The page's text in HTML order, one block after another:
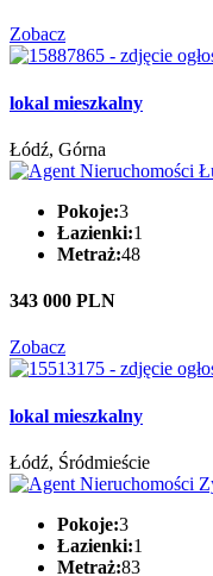
Zobacz
lokal mieszkalny
Łódź, Górna
Pokoje:3
Łazienki:1
Metraż:48
343 000 PLN
Zobacz
lokal mieszkalny
Łódź, Śródmieście
Pokoje:3
Łazienki:1
Metraż:83